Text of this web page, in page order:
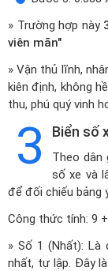
» Trường hợp này
viên mãn"
» Vận thủ lĩnh,
kiên định, không
thu, phú quý vinh
3 Biển số
Theo dân
số xe và
để đối chiếu bảng
Công thức tính: 9
» Số 1 (Nhất):
nhất, tự lập. Đây